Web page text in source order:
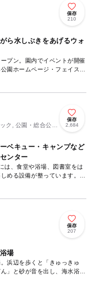
保存
210
ら水しぶきをあげるウォ
プン。園内でイベントが開催
園ホームページ・フェイスブ
ク, 公園・総合公
保存
2,684
ベキュー・キャンプなど
ンター
は、食堂や浴場、図書室をは
める設備が整っています。敷
保存
207
場
浜辺を歩くと「きゅっきゅ
」と砂が音を出し、海水浴客